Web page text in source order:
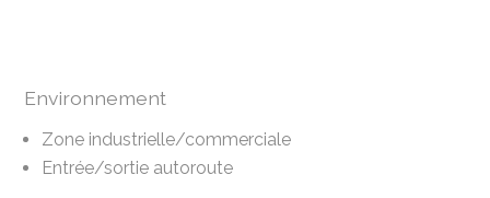
Environnement
Zone industrielle/commerciale
Entrée/sortie autoroute